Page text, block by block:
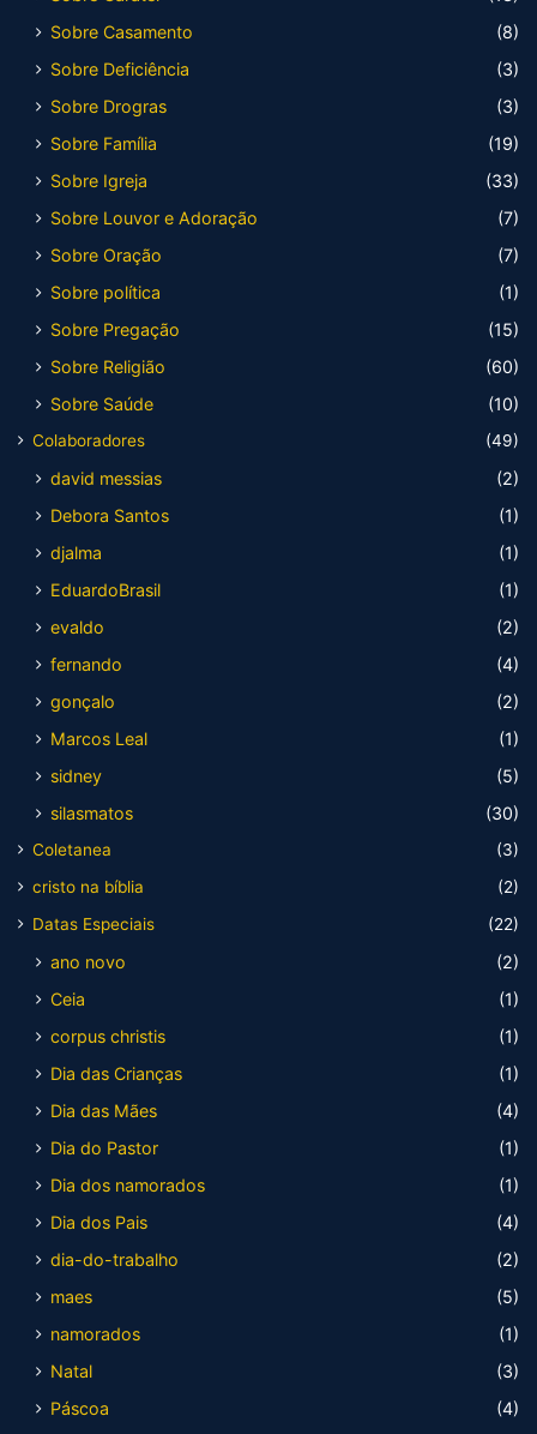
Sobre Casamento
(8)
Sobre Deficiência
(3)
Sobre Drogras
(3)
Sobre Família
(19)
Sobre Igreja
(33)
Sobre Louvor e Adoração
(7)
Sobre Oração
(7)
Sobre política
(1)
Sobre Pregação
(15)
Sobre Religião
(60)
Sobre Saúde
(10)
Colaboradores (49)
david messias
(2)
Debora Santos
(1)
djalma
(1)
EduardoBrasil
(1)
evaldo
(2)
fernando
(4)
gonçalo
(2)
Marcos Leal
(1)
sidney
(5)
silasmatos
(30)
Coletanea
(3)
cristo na bíblia
(2)
Datas Especiais
(22)
ano novo
(2)
Ceia
(1)
corpus christis
(1)
Dia das Crianças
(1)
Dia das Mães
(4)
Dia do Pastor
(1)
Dia dos namorados
(1)
Dia dos Pais
(4)
dia-do-trabalho
(2)
maes
(5)
namorados
(1)
Natal
(3)
Páscoa
(4)